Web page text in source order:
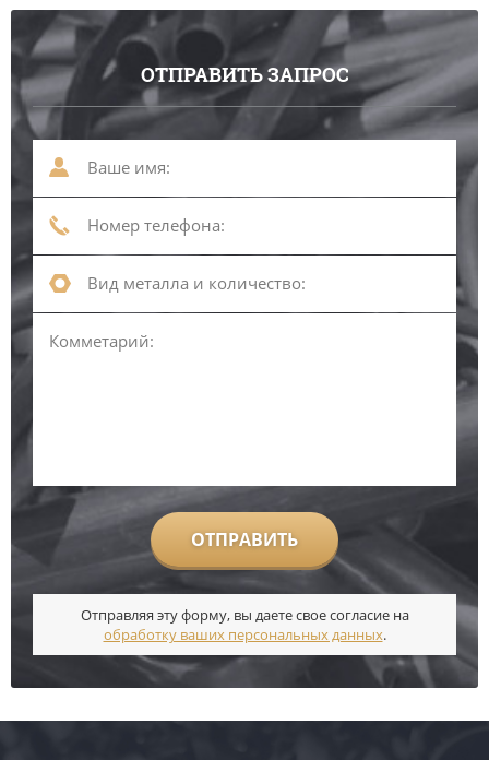
ОТПРАВИТЬ ЗАПРОС
ОТПРАВИТЬ
Отправляя эту форму, вы даете свое согласие на
обработку ваших персональных данных.